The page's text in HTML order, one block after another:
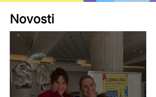
Novosti